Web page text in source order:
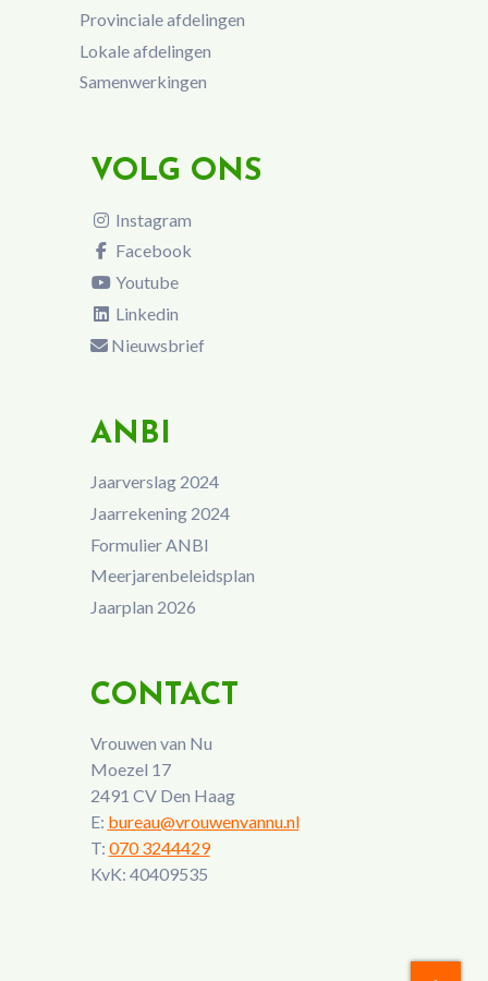
Provinciale afdelingen
Lokale afdelingen
Samenwerkingen
VOLG ONS
Instagram
Facebook
Youtube
Linkedin
Nieuwsbrief
ANBI
Jaarverslag 2024
Jaarrekening 2024
Formulier ANBI
Meerjarenbeleidsplan
Jaarplan 2026
CONTACT
Vrouwen van Nu
Moezel 17
2491 CV Den Haag
E: bureau@vrouwenvannu.nl
T: 070 3244429
KvK: 40409535